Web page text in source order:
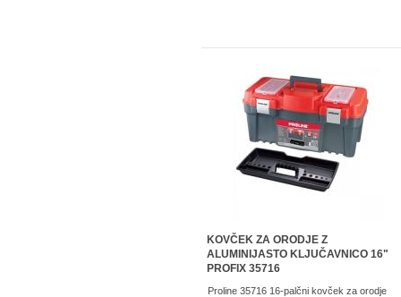
KOVČEK ZA ORODJE Z
ALUMINIJASTO KLJUČAVNICO 16"
PROFIX 35716
Proline 35716 16-palčni kovček za orodje